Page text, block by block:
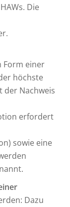
Die
Form einer
höchste
der Nachweis
erfordert
sowie eine
Dazu